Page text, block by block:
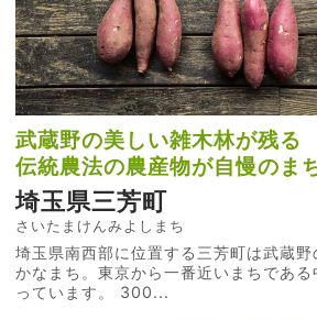
武蔵野の美しい雑木林が残る
伝統農法の農産物が自慢のま
埼玉県三芳町
さいたまけんみよしまち
埼玉県南西部に位置する三芳町は武蔵
かなまち。東京から一番近いまちであ
っています。 300...